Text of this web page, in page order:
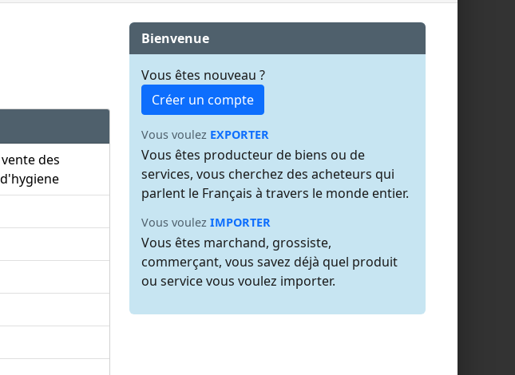
des
Bienvenue
Vous êtes nouveau ?
Créer un compte
Vous voulez EXPORTER
Vous êtes producteur de biens ou de
services, vous cherchez des acheteurs qui
parlent le Français à travers le monde entier.
Vous voulez IMPORTER
Vous êtes marchand, grossiste,
commerçant, vous savez déjà quel produit
ou service vous voulez importer.